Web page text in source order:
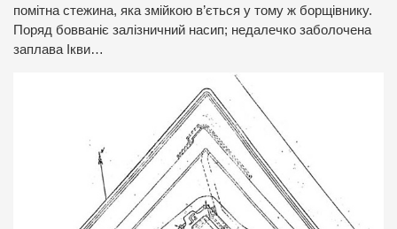
помітна стежина, яка змійкою в’ється у тому ж борщівнику.
Поряд бовваніє залізничний насип; недалечко заболочена
заплава Ікви…